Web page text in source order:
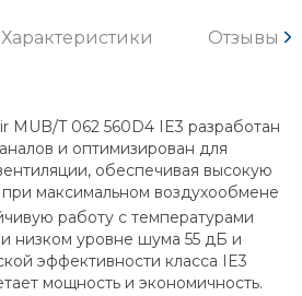
Характеристики Отзывы
MUB/T 062 560D4 IE3 разработан
и оптимизирован для
обеспечивая высокую
при максимальном воздухообмене
работу с температурами
низком уровне шума 55 дБ и
эффективности класса IE3
мощность и экономичность.